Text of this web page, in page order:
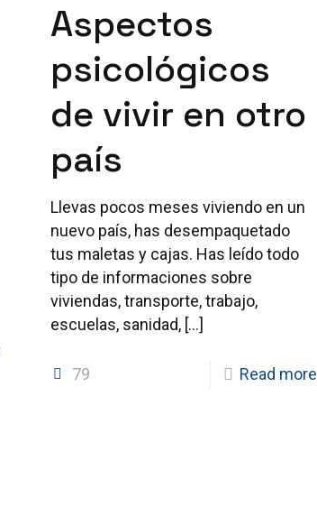
Aspectos
psicológicos
de vivir en otro
país
Llevas pocos meses viviendo en un
nuevo país, has desempaquetado
tus maletas y cajas. Has leído todo
tipo de informaciones sobre
viviendas, transporte, trabajo,
escuelas, sanidad, […]
79 Read more